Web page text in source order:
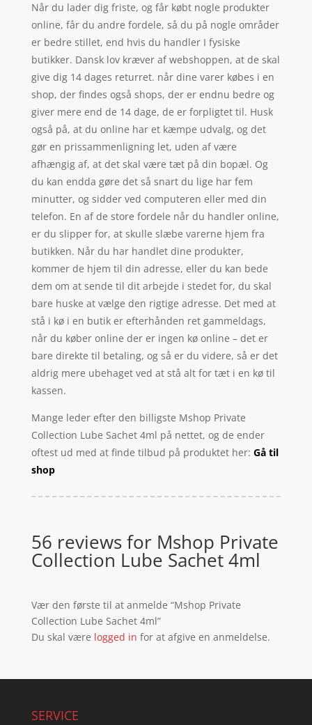
Når du lader dig friste, og får købt nogle produkter
online, får du andre fordele, så du på nogle områder
er bedre stillet, end hvis du handler I fysiske
butikker. Dansk lov kræver af webshoppen, at de skal
give dig 14 dages returret. når dine varer købes i en
shop, der findes også shops, der er endnu bedre og
giver mere end de 14 dage, de er forpligtet til. Husk
også på, at du online har et kæmpe udvalg, og det
gør en prissammenligning let, uden af være
afhængig af, at det skal være tæt på din bopæl. Og
du kan endda gøre det så snart du lige har fem
minutter, og sidder ved computeren eller med din
telefon. En af de store fordele når du handler online,
er du slipper for, at skulle slæbe varerne hjem fra
butikken. Når du har handlet dine produkter,
kommer de hjem til din adresse, eller du kan bede
dem om at sende til dit arbejde i stedet for, du skal
bare huske at vælge den rigtige adresse. Det med at
stå i kø i en butik er efterhånden ret gammeldags,
når du køber online der er ingen kø online – det er
bare direkte til betaling, og så er du videre, så er det
aldrig mere ubehaget ved at stå alt for tæt i en kø til
kassen.
Mange leder efter den billigste Mshop Private
Collection Lube Sachet 4ml på nettet, og de ender
oftest ud med at finde tilbud på produktet her: Gå til
shop
56 reviews for Mshop Private
Collection Lube Sachet 4ml
Vær den første til at anmelde “Mshop Private
Collection Lube Sachet 4ml”
Du skal være logged in for at afgive en anmeldelse.
SERVICE